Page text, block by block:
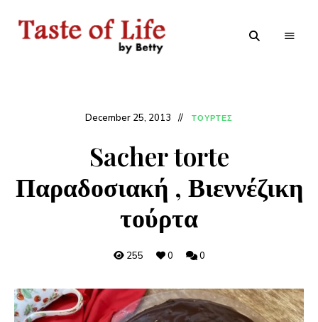
December 25, 2013 ΤΟΥΡΤΕΣ
Sacher torte
Παραδοσιακή , Βιεννέζικη
τούρτα
255 0 0